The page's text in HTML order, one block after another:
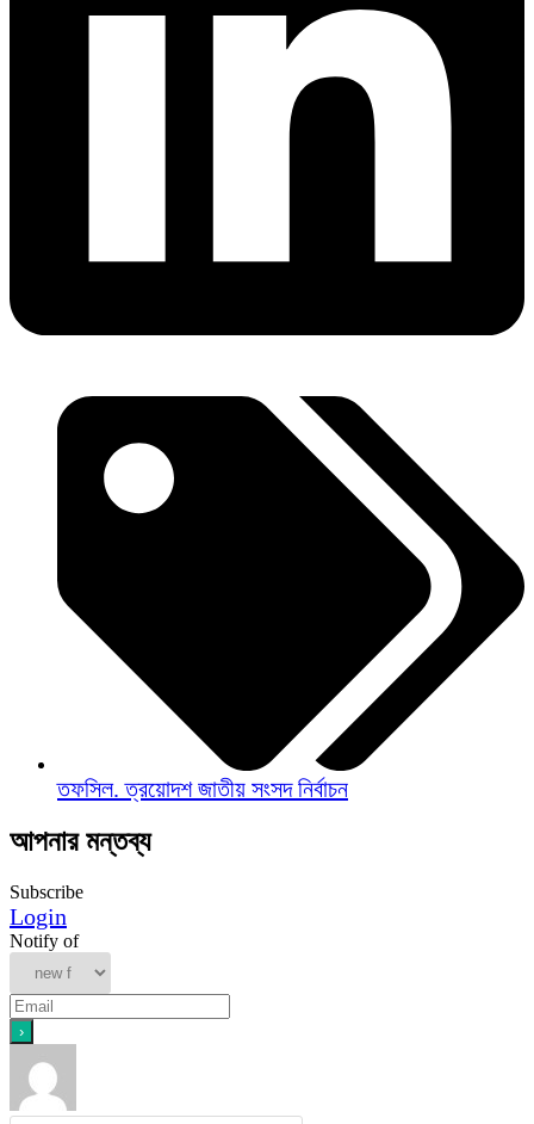
তফসিল. ত্রয়োদশ জাতীয় সংসদ নির্বাচন
আপনার মন্তব্য
Subscribe
Login
Notify of